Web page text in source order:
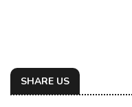
SHARE US